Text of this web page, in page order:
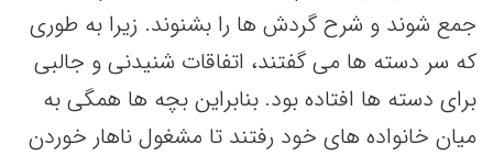
جمع شوند و شرح گردش ها را بشنوند. زیرا به طوری
که سر دسته ها می گفتند، اتفاقات شنیدنی و جالبی
برای دسته ها افتاده بود. بنابراین بچه ها همگی به
میان خانواده های خود رفتند تا مشغول ناهار خوردن